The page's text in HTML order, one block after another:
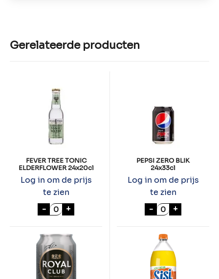
Gerelateerde producten
FEVER TREE TONIC
ELDERFLOWER 24x20cl
Log in om de prijs
te zien
- FEVER TREE TONIC ELDERFLOWER
+
PEPSI ZERO BLIK
24x33cl
Log in om de prijs
te zien
- PEPSI ZERO
+